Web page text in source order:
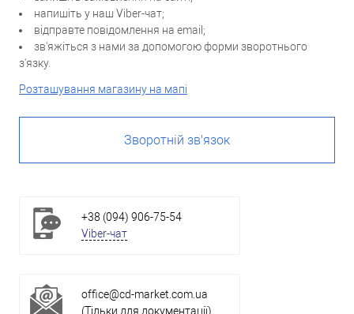
напишіть у наш Viber-чат;
відправте повідомлення на email;
зв'яжіться з нами за допомогою форми зворотнього
з'язку.
Розташування магазину на мапі
Зворотній зв'язок
+38 (094) 906-75-54
Viber-чат
office@cd-market.com.ua
(Тільки для документації)